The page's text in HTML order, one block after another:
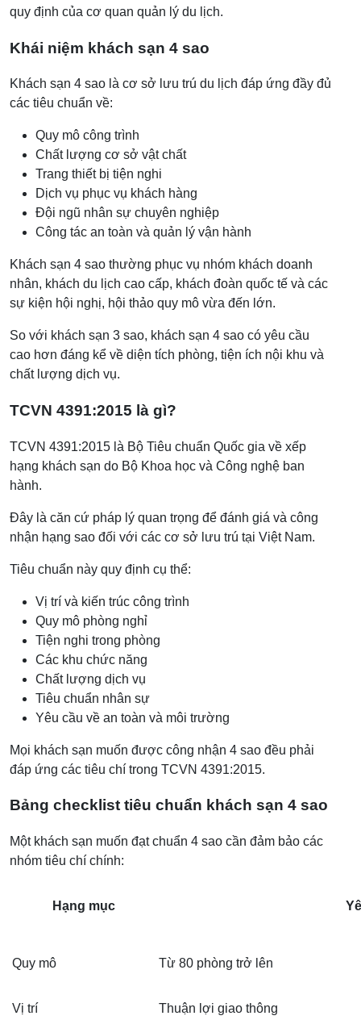
quy định của cơ quan quản lý du lịch.
Khái niệm khách sạn 4 sao
Khách sạn 4 sao là cơ sở lưu trú du lịch đáp ứng đầy đủ
các tiêu chuẩn về:
Quy mô công trình
Chất lượng cơ sở vật chất
Trang thiết bị tiện nghi
Dịch vụ phục vụ khách hàng
Đội ngũ nhân sự chuyên nghiệp
Công tác an toàn và quản lý vận hành
Khách sạn 4 sao thường phục vụ nhóm khách doanh
nhân, khách du lịch cao cấp, khách đoàn quốc tế và các
sự kiện hội nghị, hội thảo quy mô vừa đến lớn.
So với khách sạn 3 sao, khách sạn 4 sao có yêu cầu
cao hơn đáng kể về diện tích phòng, tiện ích nội khu và
chất lượng dịch vụ.
TCVN 4391:2015 là gì?
TCVN 4391:2015 là Bộ Tiêu chuẩn Quốc gia về xếp
hạng khách sạn do Bộ Khoa học và Công nghệ ban
hành.
Đây là căn cứ pháp lý quan trọng để đánh giá và công
nhận hạng sao đối với các cơ sở lưu trú tại Việt Nam.
Tiêu chuẩn này quy định cụ thể:
Vị trí và kiến trúc công trình
Quy mô phòng nghỉ
Tiện nghi trong phòng
Các khu chức năng
Chất lượng dịch vụ
Tiêu chuẩn nhân sự
Yêu cầu về an toàn và môi trường
Mọi khách sạn muốn được công nhận 4 sao đều phải
đáp ứng các tiêu chí trong TCVN 4391:2015.
Bảng checklist tiêu chuẩn khách sạn 4 sao
Một khách sạn muốn đạt chuẩn 4 sao cần đảm bảo các
nhóm tiêu chí chính:
Hạng mục
Quy mô Từ 80 phòng trở lên
Vị trí Thuận lợi giao thông